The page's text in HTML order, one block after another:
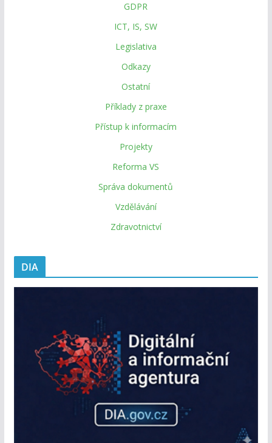
GDPR
ICT, IS, SW
Legislativa
Odkazy
Ostatní
Příklady z praxe
Přístup k informacím
Projekty
Reforma VS
Správa dokumentů
Vzdělávání
Zdravotnictví
DIA